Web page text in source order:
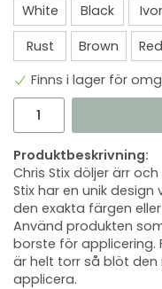
White
Black
Rust
Brown
Finns i lager för
Produktbeskrivning:
Chris Stix döljer ärr
Stix har en unik
den exakta färgen
Använd produkten
borste för applicering.
är helt torr så blöt den
applicera.